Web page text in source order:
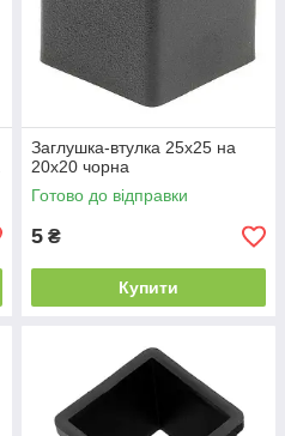
Заглушка-втулка 25х25 на
20х20 чорна
Готово до відправки
5 ₴
Купити